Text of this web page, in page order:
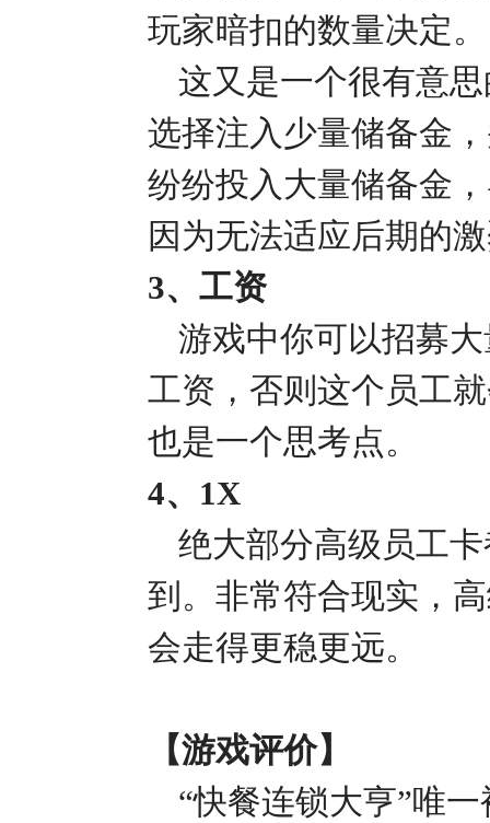
玩家暗扣的数量决定。
这又是一个很有意
选择注入少量储备金
纷纷投入大量储备金
因为无法适应后期的
3、工资
游戏中你可以招募
工资，否则这个员工
也是一个思考点。
4、1X
绝大部分高级员工
到。非常符合现实，
会走得更稳更远。
【游戏评价】
“快餐连锁大亨”唯